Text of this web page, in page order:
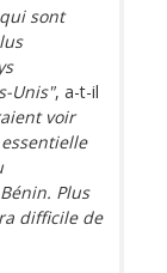
sont
Unis", a-t-il
voir
Plus
difficile de